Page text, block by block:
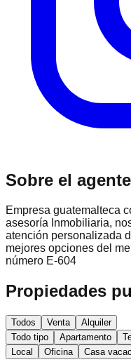
Sobre el agente
Empresa guatemalteca
asesoría Inmobiliaria,
atención personalizada
mejores opciones del
número E-604
Propiedades
Todos Venta
Alquiler
Todo tipo
Apartamento
Local
Oficina Casa